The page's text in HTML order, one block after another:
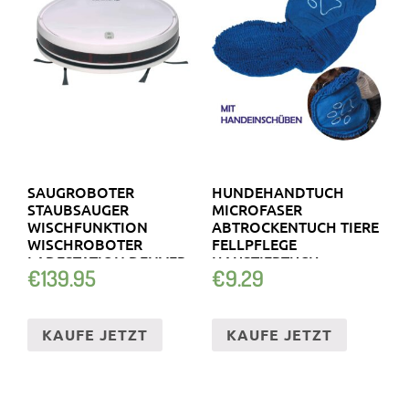
SAUGROBOTER
STAUBSAUGER
WISCHFUNKTION
WISCHROBOTER
LADESTATION DENVER
RVC-110
€139.95
KAUFE JETZT
HUNDEHANDTUCH
MICROFASER
ABTROCKENTUCH TIERE
FELLPFLEGE
HAUSTIERTUCH …
€9.29
KAUFE JETZT